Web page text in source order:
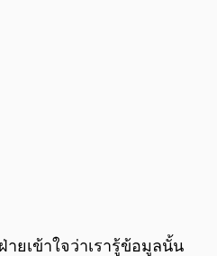
ายเข้าใจว่าเรารู้ข้อมูลนั้น